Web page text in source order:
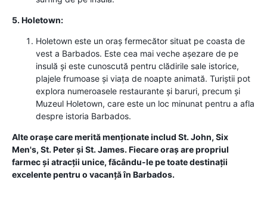
5. Holetown:
Holetown este un oraș fermecător situat pe coasta de
vest a Barbados. Este cea mai veche așezare de pe
insulă și este cunoscută pentru clădirile sale istorice,
plajele frumoase și viața de noapte animată. Turiștii pot
explora numeroasele restaurante și baruri, precum și
Muzeul Holetown, care este un loc minunat pentru a afla
despre istoria Barbados.
Alte orașe care merită menționate includ St. John, Six
Men's, St. Peter și St. James. Fiecare oraș are propriul
farmec și atracții unice, făcându-le pe toate destinații
excelente pentru o vacanță în Barbados.